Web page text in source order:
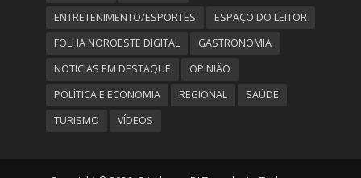
ENTRETENIMENTO/ESPORTES
ESPAÇO DO LEITOR
FOLHA NOROESTE DIGITAL
GASTRONOMIA
NOTÍCIAS EM DESTAQUE
OPINIÃO
POLÍTICA E ECONOMIA
REGIONAL
SAÚDE
TURISMO
VÍDEOS